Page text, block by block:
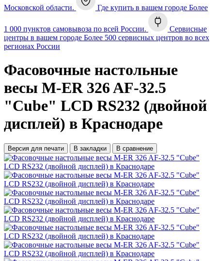
Московской области. Где купить в вашем городе Более
1 000 пунктов самовывоза по всей России.
Сервисные
центры в вашем городе Более 500 сервисных центров во всех
регионах России
Фасовочные настольные
весы M-ER 326 AF-32.5
"Cube" LCD RS232 (двойной
дисплей) в Краснодаре
Версия для печати В закладки В сравнение